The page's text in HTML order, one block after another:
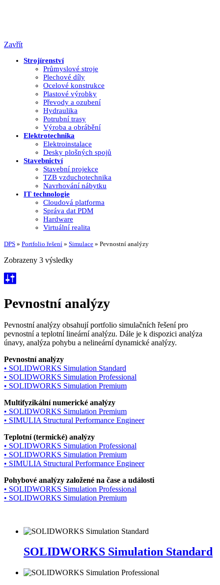
Zavřít
Strojírenství
Průmyslové stroje
Plechové díly
Ocelové konstrukce
Plastové výrobky
Převody a ozubení
Hydraulika
Potrubní trasy
Výroba a obrábění
Elektrotechnika
Elektroinstalace
Desky plošných spojů
Stavebnictví
Stavební projekce
TZB vzduchotechnika
Navrhování nábytku
IT technologie
Cloudová platforma
Správa dat PDM
Hardware
Virtuální realita
DPS » Portfolio řešení » Simulace » Pevnostní analýzy
Zobrazeny 3 výsledky
Pevnostní analýzy
Pevnostní analýzy obsahují portfolio simulačních řešení pro
pevnostní a teplotní lineární analýzu. Dále je k dispozici analýza
únavy, analýza pohybu a nelineární dynamické analýzy.
Pevnostní analýzy
• SOLIDWORKS Simulation Standard
• SOLIDWORKS Simulation Professional
• SOLIDWORKS Simulation Premium
Multifyzikální numerické analýzy
• SOLIDWORKS Simulation Premium
• SIMULIA Structural Performance Engineer
Teplotní (termické) analýzy
• SOLIDWORKS Simulation Professional
• SOLIDWORKS Simulation Premium
• SIMULIA Structural Performance Engineer
Pohybové analýzy založené na čase a události
• SOLIDWORKS Simulation Professional
• SOLIDWORKS Simulation Premium
Simulation
Standard
SOLIDWORKS Simulation Standard